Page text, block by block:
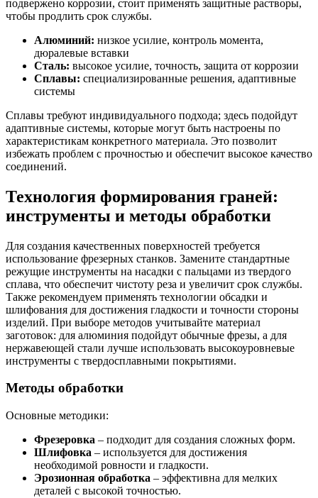
подвержено коррозии, стоит применять защитные растворы,
чтобы продлить срок службы.
Алюминий: низкое усилие, контроль момента,
дюралевые вставки
Сталь: высокое усилие, точность, защита от коррозии
Сплавы: специализированные решения, адаптивные
системы
Сплавы требуют индивидуального подхода; здесь подойдут
адаптивные системы, которые могут быть настроены по
характеристикам конкретного материала. Это позволит
избежать проблем с прочностью и обеспечит высокое качество
соединений.
Технология формирования граней:
инструменты и методы обработки
Для создания качественных поверхностей требуется
использование фрезерных станков. Замените стандартные
режущие инструменты на насадки с пальцами из твердого
сплава, что обеспечит чистоту реза и увеличит срок службы.
Также рекомендуем применять технологии обсадки и
шлифования для достижения гладкости и точности стороны
изделий. При выборе методов учитывайте материал
заготовок: для алюминия подойдут обычные фрезы, а для
нержавеющей стали лучше использовать высокоуровневые
инструменты с твердосплавными покрытиями.
Методы обработки
Основные методики:
Фрезеровка – подходит для создания сложных форм.
Шлифовка – используется для достижения
необходимой ровности и гладкости.
Эрозионная обработка – эффективна для мелких
деталей с высокой точностью.